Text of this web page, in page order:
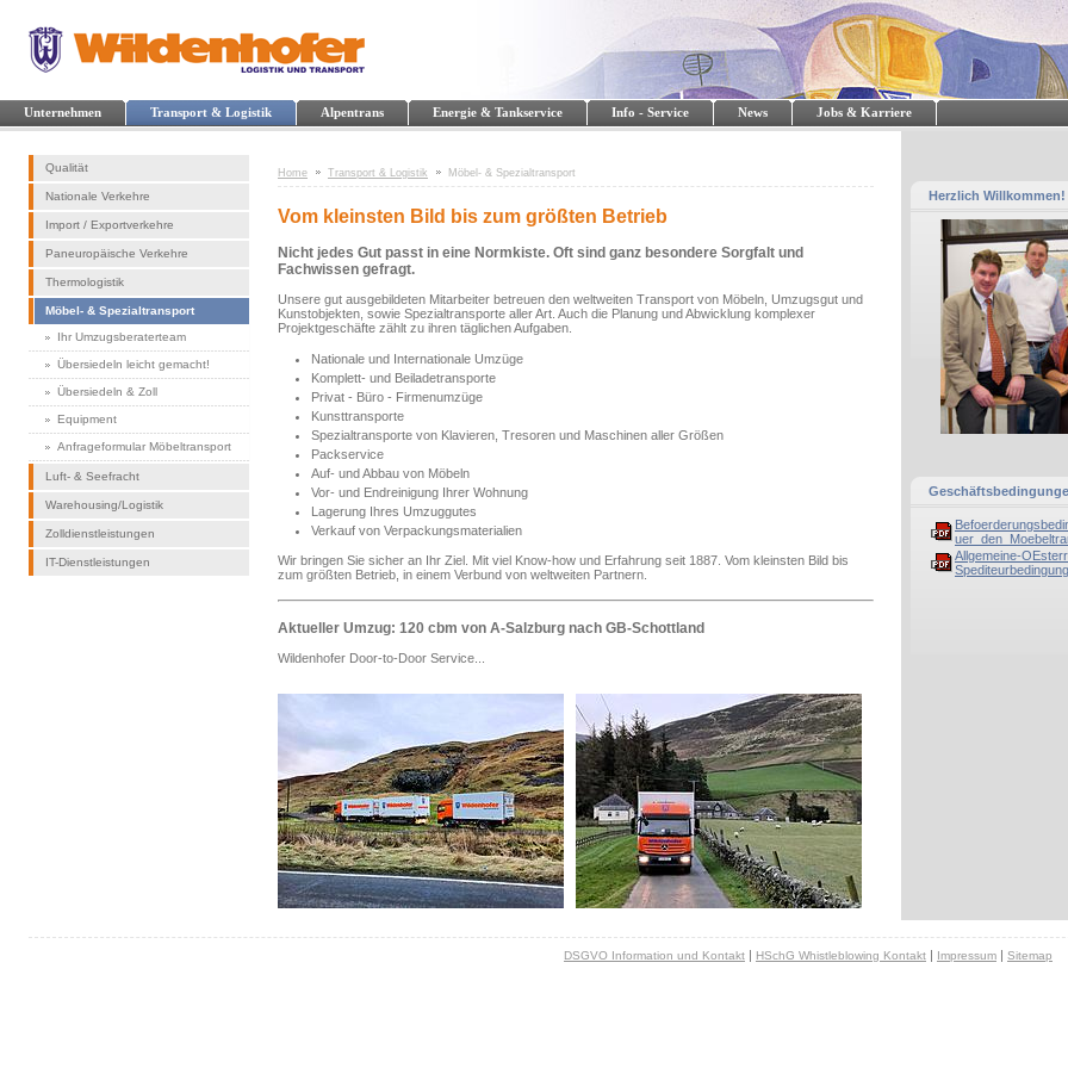
Unternehmen Transport & Logistik Alpentrans Energie & Tankservice Info - Service News Jobs & Karriere
Qualität
Nationale Verkehre
Import / Exportverkehre
Paneuropäische Verkehre
Thermologistik
Möbel- & Spezialtransport
Ihr Umzugsberaterteam
Übersiedeln leicht gemacht!
Übersiedeln & Zoll
Equipment
Anfrageformular Möbeltransport
Luft- & Seefracht
Warehousing/Logistik
Zolldienstleistungen
IT-Dienstleistungen
Home Transport & Logistik Möbel- & Spezialtransport
Vom kleinsten Bild bis zum größten Betrieb
Nicht jedes Gut passt in eine Normkiste. Oft sind ganz besondere Sorgfalt und
Fachwissen gefragt.
Unsere gut ausgebildeten Mitarbeiter betreuen den weltweiten Transport von Möbeln, Umzugsgut und
Kunstobjekten, sowie Spezialtransporte aller Art. Auch die Planung und Abwicklung komplexer
Projektgeschäfte zählt zu ihren täglichen Aufgaben.
Nationale und Internationale Umzüge
Komplett- und Beiladetransporte
Privat - Büro - Firmenumzüge
Kunsttransporte
Spezialtransporte von Klavieren, Tresoren und Maschinen aller Größen
Packservice
Auf- und Abbau von Möbeln
Vor- und Endreinigung Ihrer Wohnung
Lagerung Ihres Umzuggutes
Verkauf von Verpackungsmaterialien
Wir bringen Sie sicher an Ihr Ziel. Mit viel Know-how und Erfahrung seit 1887. Vom kleinsten Bild bis
zum größten Betrieb, in einem Verbund von weltweiten Partnern.
Aktueller Umzug: 120 cbm von A-Salzburg nach GB-Schottland
Wildenhofer Door-to-Door Service...
Herzlich Willkommen!
Allgemeine-
DSGVO Information und Kontakt | HSchG Whistleblowing Kontakt | Impressum | Sitemap